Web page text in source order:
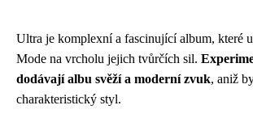
Ultra je komplexní a fascinující album, které
Mode na vrcholu jejich tvůrčích sil.
dodávají albu svěží a moderní zvuk, aniž
charakteristický styl.